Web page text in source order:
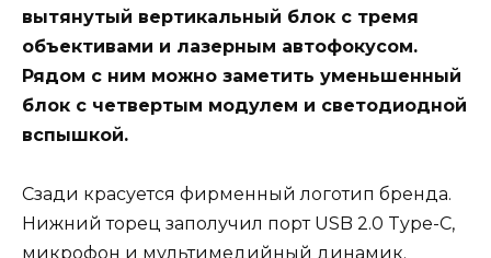
вытянутый вертикальный блок с тремя
объективами и лазерным автофокусом.
Рядом с ним можно заметить уменьшенный
блок с четвертым модулем и светодиодной
вспышкой.
Сзади красуется фирменный логотип бренда.
Нижний торец заполучил порт USB 2.0 Type-C,
микрофон и мультимедийный динамик.